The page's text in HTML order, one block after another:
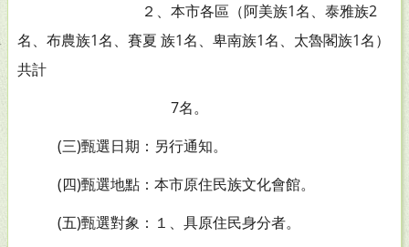
２、本市各區（阿美族1名、泰雅族2
名、布農族1名、賽夏 族1名、卑南族1名、太魯閣族1名）
共計
7名。
(三)甄選日期：另行通知。
(四)甄選地點：本市原住民族文化會館。
(五)甄選對象：１、具原住民身分者。